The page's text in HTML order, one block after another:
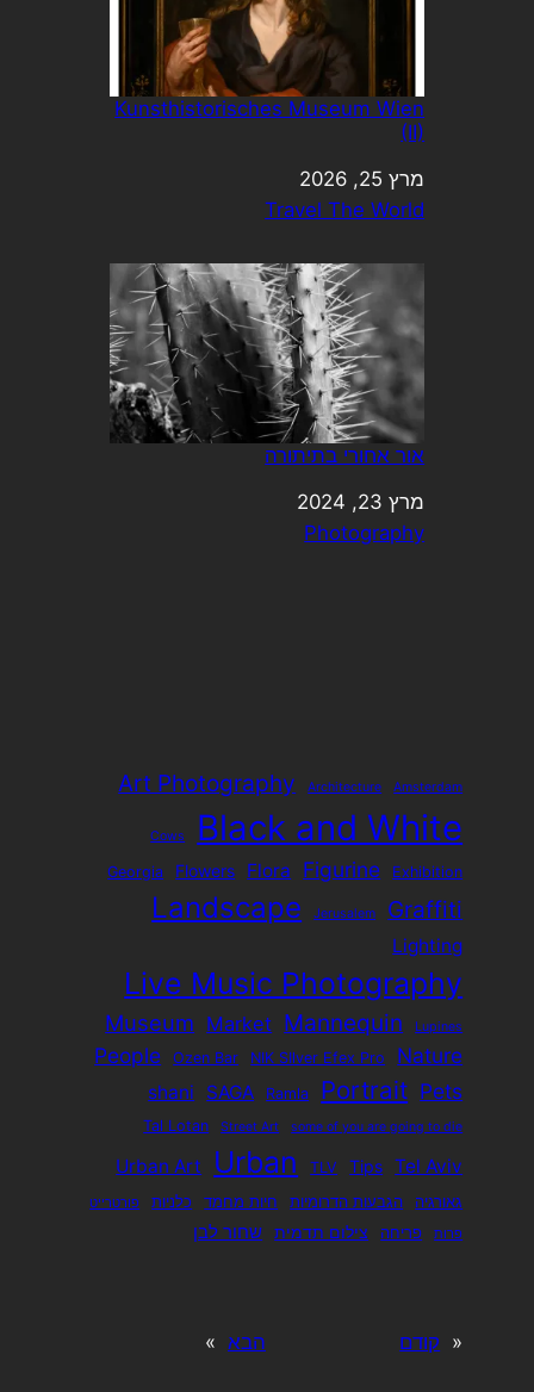
Kunsthistorisches Museum Wien
(II)
תאריך
מרץ 25, 2026
בהקשר ל-
Travel The World
אור אחורי בתיתורה
תאריך
מרץ 23, 2024
בהקשר ל-
Photography
Amsterdam
Architecture
Art Photography
Black and White
Cows
Exhibition
Figurine
Flora
Flowers
Georgia
Graffiti
Jerusalem
Landscape
Lighting
Live Music Photography
Lupines
Mannequin
Market
Museum
Nature
NIK SIlver Efex Pro
Ozen Bar
People
Pets
Portrait
Ramla
SAGA
shani
some of you are going to die
Street Art
Tal Lotan
Tel Aviv
Tips
TLV
Urban
Urban Art
גאורגיה הגבעות הדרומיות חיות מחמד כלניות
פורטרייט
פרות
פריחה צילום תדמית שחור לבן
« קודם הבא »